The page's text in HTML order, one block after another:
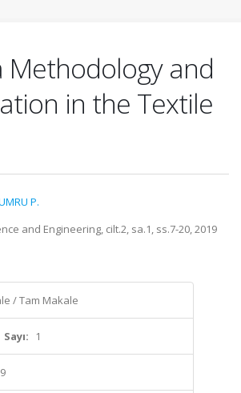
Methodology and
in the Textile
P.
and Engineering, cilt.2, sa.1, ss.7-20, 2019
/ Tam Makale
Sayı: 1